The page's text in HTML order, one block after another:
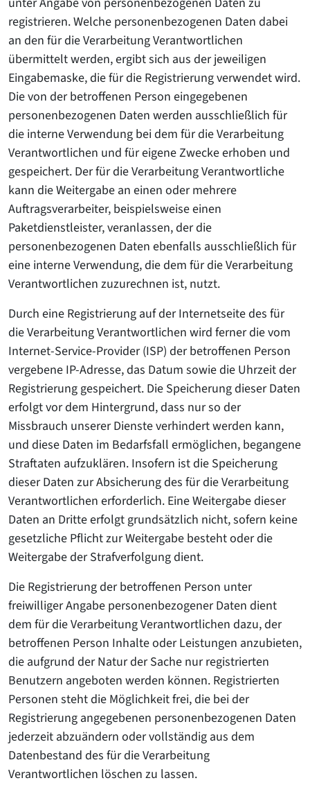
registrieren. Welche personenbezogenen Daten dabei
an den für die Verarbeitung Verantwortlichen
übermittelt werden, ergibt sich aus der jeweiligen
Eingabemaske, die für die Registrierung verwendet wird.
Die von der betroffenen Person eingegebenen
personenbezogenen Daten werden ausschließlich für
die interne Verwendung bei dem für die Verarbeitung
Verantwortlichen und für eigene Zwecke erhoben und
gespeichert. Der für die Verarbeitung Verantwortliche
kann die Weitergabe an einen oder mehrere
Auftragsverarbeiter, beispielsweise einen
Paketdienstleister, veranlassen, der die
personenbezogenen Daten ebenfalls ausschließlich für
eine interne Verwendung, die dem für die Verarbeitung
Verantwortlichen zuzurechnen ist, nutzt.
Durch eine Registrierung auf der Internetseite des für
die Verarbeitung Verantwortlichen wird ferner die vom
Internet-Service-Provider (ISP) der betroffenen Person
vergebene IP-Adresse, das Datum sowie die Uhrzeit der
Registrierung gespeichert. Die Speicherung dieser Daten
erfolgt vor dem Hintergrund, dass nur so der
Missbrauch unserer Dienste verhindert werden kann,
und diese Daten im Bedarfsfall ermöglichen, begangene
Straftaten aufzuklären. Insofern ist die Speicherung
dieser Daten zur Absicherung des für die Verarbeitung
Verantwortlichen erforderlich. Eine Weitergabe dieser
Daten an Dritte erfolgt grundsätzlich nicht, sofern keine
gesetzliche Pflicht zur Weitergabe besteht oder die
Weitergabe der Strafverfolgung dient.
Die Registrierung der betroffenen Person unter
freiwilliger Angabe personenbezogener Daten dient
dem für die Verarbeitung Verantwortlichen dazu, der
betroffenen Person Inhalte oder Leistungen anzubieten,
die aufgrund der Natur der Sache nur registrierten
Benutzern angeboten werden können. Registrierten
Personen steht die Möglichkeit frei, die bei der
Registrierung angegebenen personenbezogenen Daten
jederzeit abzuändern oder vollständig aus dem
Datenbestand des für die Verarbeitung
Verantwortlichen löschen zu lassen.